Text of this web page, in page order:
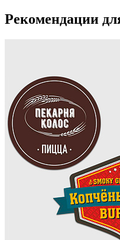
Рекомендации